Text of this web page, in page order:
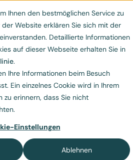
Ihnen den bestmöglichen Service zu
Website erklären Sie sich mit der
Detaillierte Informationen
auf dieser Webseite erhalten Sie in
.
Ihre Informationen beim Besuch
Ein einzelnes Cookie wird in Ihrem
zu erinnern, dass Sie nicht
Einstellungen
Ablehnen
2023
2023: Unternehmen
vorlegen